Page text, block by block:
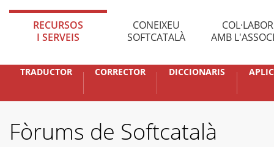
RECURSOS
I SERVEIS
CONEIXEU
SOFTCATALÀ
AMB
TRADUCTOR CORRECTOR DICCIONARIS
Fòrums de Softcatalà